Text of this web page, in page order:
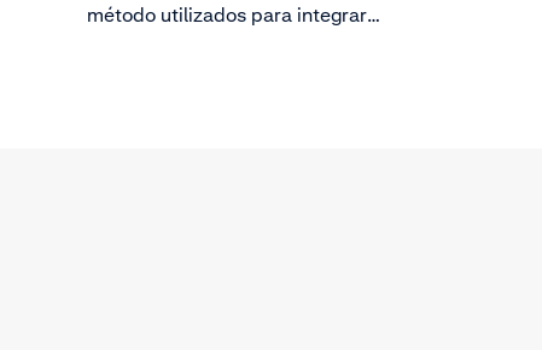
método utilizados para integrar